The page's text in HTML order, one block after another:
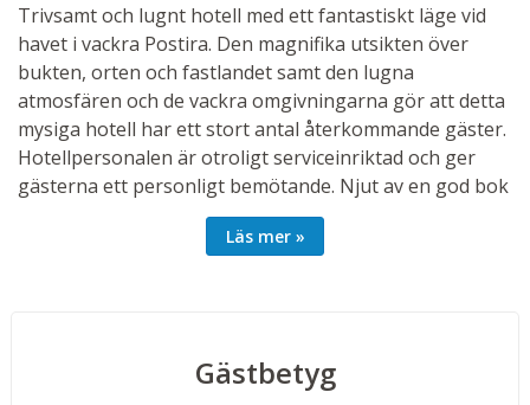
Trivsamt och lugnt hotell med ett fantastiskt läge vid
havet i vackra Postira. Den magnifika utsikten över
bukten, orten och fastlandet samt den lugna
atmosfären och de vackra omgivningarna gör att detta
mysiga hotell har ett stort antal återkommande gäster.
Hotellpersonalen är otroligt serviceinriktad och ger
gästerna ett personligt bemötande. Njut av en god bok
på balkongen eller betrakta havet och ge tankarna
frihet. Poolområdet och den möblerade solterrassen är
bort. Den vackra klapperstensstranden utanför
finns att tillgå bara runt hörnet.
Läs mer
Gästbetyg